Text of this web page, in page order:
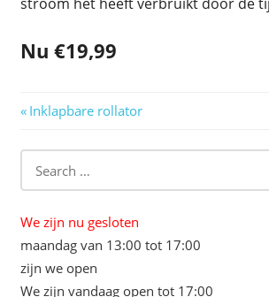
Nu €19,99
Berichtnavigatie
Previous
Inklapbare rollator
We zijn nu gesloten
maandag van 13:00 tot 17:00
zijn we open
We zijn vandaag open tot 17:00